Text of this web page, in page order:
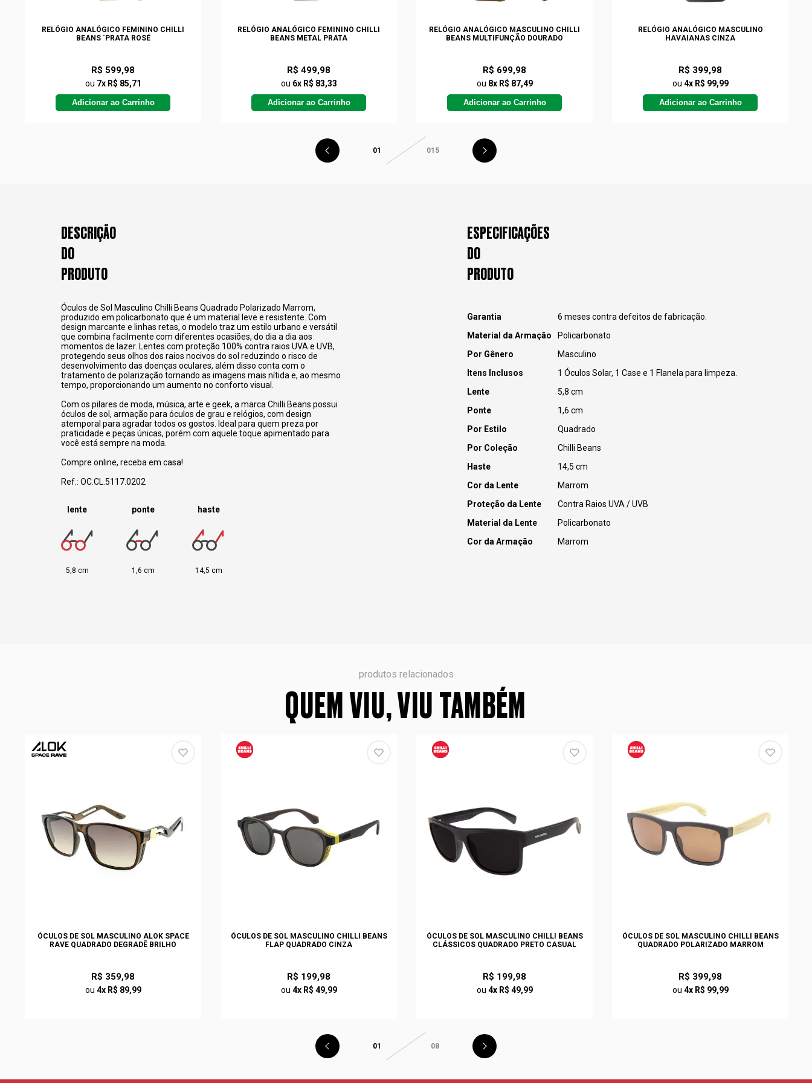
RELÓGIO ANALÓGICO FEMININO CHILLI
BEANS ´PRATA ROSÉ
R$ 599,98
ou 7x R$ 85,71
Adicionar ao Carrinho
RELÓGIO ANALÓGICO FEMININO CHILLI
BEANS METAL PRATA
R$ 499,98
ou 6x R$ 83,33
Adicionar ao Carrinho
RELÓGIO ANALÓGICO MASCULINO CHILLI
BEANS MULTIFUNÇÃO DOURADO
R$ 699,98
ou 8x R$ 87,49
Adicionar ao Carrinho
RELÓGIO ANALÓGICO MASCULINO
HAVAIANAS CINZA
R$ 399,98
ou 4x R$ 99,99
Adicionar ao Carrinho
01 015
DESCRIÇÃO
DO
PRODUTO
Óculos de Sol Masculino Chilli Beans Quadrado Polarizado Marrom,
produzido em policarbonato que é um material leve e resistente. Com
design marcante e linhas retas, o modelo traz um estilo urbano e versátil
que combina facilmente com diferentes ocasiões, do dia a dia aos
momentos de lazer. Lentes com proteção 100% contra raios UVA e UVB,
protegendo seus olhos dos raios nocivos do sol reduzindo o risco de
desenvolvimento das doenças oculares, além disso conta com o
tratamento de polarização tornando as imagens mais nítida e, ao mesmo
tempo, proporcionando um aumento no conforto visual.
Com os pilares de moda, música, arte e geek, a marca Chilli Beans possui
óculos de sol, armação para óculos de grau e relógios, com design
atemporal para agradar todos os gostos. Ideal para quem preza por
praticidade e peças únicas, porém com aquele toque apimentado para
você está sempre na moda.
Compre online, receba em casa!
Ref.: OC.CL.5117.0202
lente
5,8 cm
ponte
1,6 cm
haste
14,5 cm
ESPECIFICAÇÕES
DO
PRODUTO
Garantia
6 meses contra defeitos de fabricação.
Material da Armação
Policarbonato
Por Gênero
Masculino
Itens Inclusos
1 Óculos Solar, 1 Case e 1 Flanela para limpeza.
Lente
5,8 cm
Ponte
1,6 cm
Por Estilo
Quadrado
Por Coleção
Chilli Beans
Haste
14,5 cm
Cor da Lente
Marrom
Proteção da Lente
Contra Raios UVA / UVB
Material da Lente
Policarbonato
Cor da Armação
Marrom
produtos relacionados
QUEM VIU, VIU TAMBÉM
ÓCULOS DE SOL MASCULINO ALOK SPACE
RAVE QUADRADO DEGRADÊ BRILHO
R$ 359,98
ou 4x R$ 89,99
ÓCULOS DE SOL MASCULINO CHILLI BEANS
FLAP QUADRADO CINZA
R$ 199,98
ou 4x R$ 49,99
ÓCULOS DE SOL MASCULINO CHILLI BEANS
CLÁSSICOS QUADRADO PRETO CASUAL
R$ 199,98
ou 4x R$ 49,99
ÓCULOS DE SOL MASCULINO CHILLI BEANS
QUADRADO POLARIZADO MARROM
R$ 399,98
ou 4x R$ 99,99
01 08